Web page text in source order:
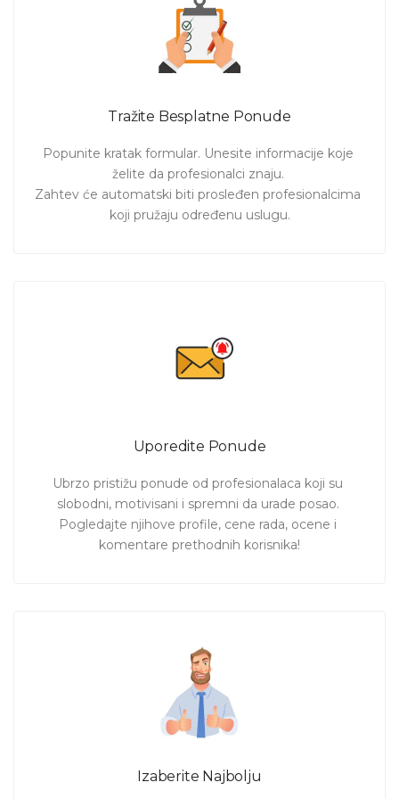
mestu. Časovi violine za početnike, individualni časovi ili
časovi za usavršavanje znanja - pronađite nastavnika violine
u Beogradu koji je slobodan, motivisan i spreman da
prenese znanje baš prema potrebama polaznika.
Pošaljite zahtev i pogledajte ponude profesora violine.
Tražite Besplatne Ponude
Popunite kratak formular. Unesite informacije koje
želite da profesionalci znaju.
Zahtev će automatski biti prosleđen profesionalcima
koji pružaju određenu uslugu.
Uporedite Ponude
Ubrzo pristižu ponude od profesionalaca koji su
slobodni, motivisani i spremni da urade posao.
Pogledajte njihove profile, cene rada, ocene i
komentare prethodnih korisnika!
Izaberite Najbolju